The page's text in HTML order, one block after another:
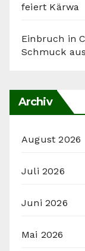
feiert Kärwa
Einbruch in
Schmuck
Archiv
August 2026
Juli 2026
Juni 2026
Mai 2026